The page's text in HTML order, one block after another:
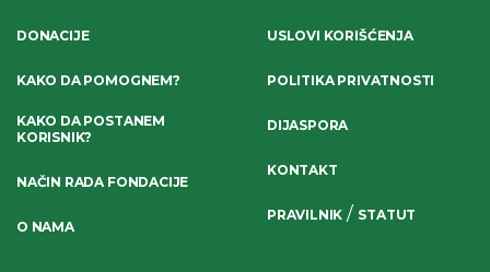
DONACIJE
KAKO DA POMOGNEM?
KAKO DA POSTANEM
KORISNIK?
NAČIN RADA FONDACIJE
O NAMA
USLOVI KORIŠĆENJA
POLITIKA PRIVATNOSTI
DIJASPORA
KONTAKT
PRAVILNIK / STATUT